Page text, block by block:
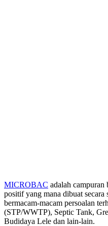
MICROBAC adalah campuran
positif yang mana dibuat secara
bermacam-macam persoalan
(STP/WWTP), Septic Tank,
Budidaya Lele dan lain-lain.